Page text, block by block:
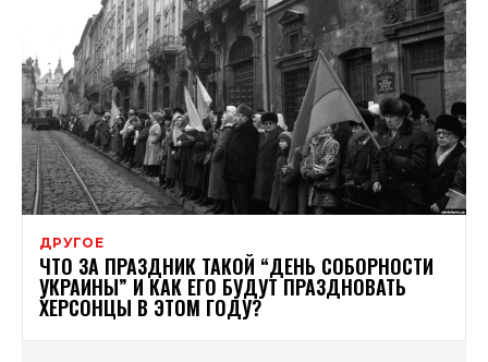
ДРУГОЕ
ЧТО ЗА ПРАЗДНИК ТАКОЙ “ДЕНЬ СОБОРНОСТИ
УКРАИНЫ” И КАК ЕГО БУДУТ ПРАЗДНОВАТЬ
ХЕРСОНЦЫ В ЭТОМ ГОДУ?